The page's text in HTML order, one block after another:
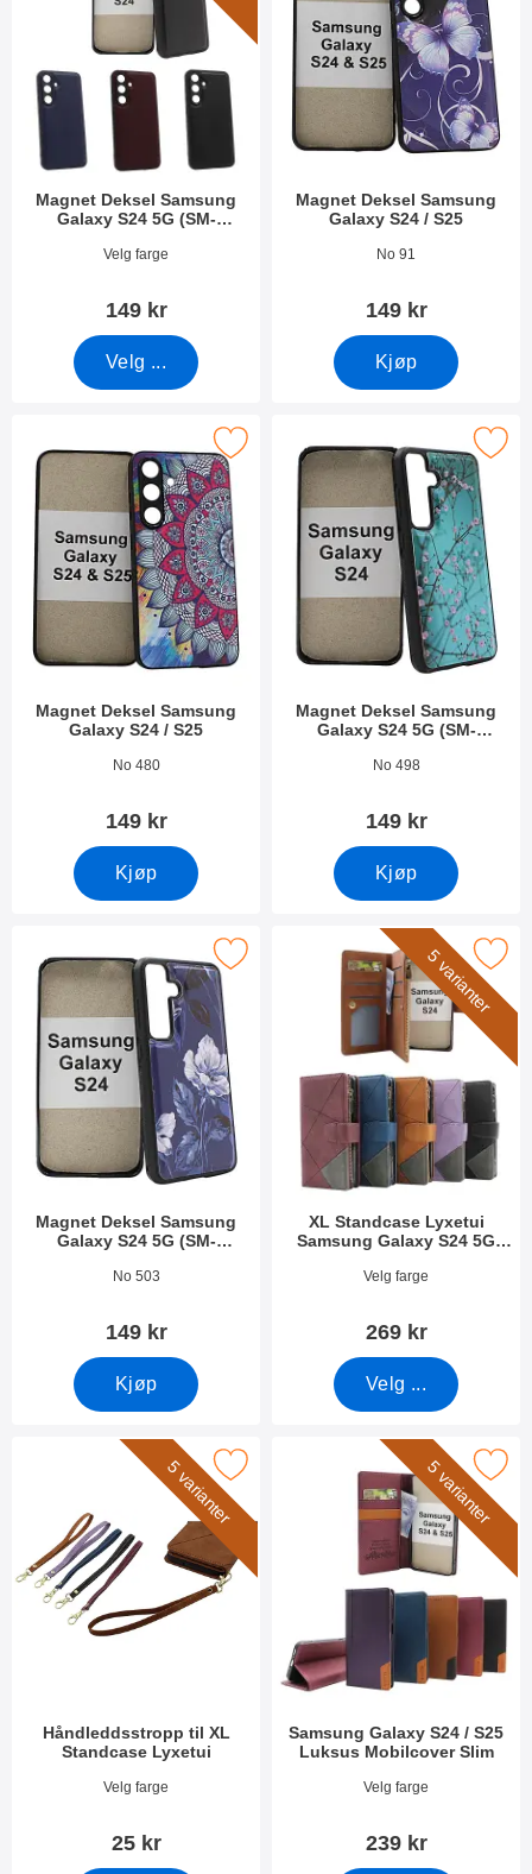
Magnet Deksel Samsung
Galaxy S24 5G (SM-
Varenummer 49847
Velg farge
149 kr
Velg ...
Magnet Deksel Samsung
Galaxy S24 / S25
Varenummer 52697
No 91
149 kr
Kjøp
Magnet Deksel Samsung
Galaxy S24 / S25
Varenummer 52698
No 480
149 kr
Kjøp
magnet Deksel Samsung Galaxy S24 / S25 som favoritt
Magnet Deksel Samsung
Galaxy S24 5G (SM-
Varenummer 49850
No 498
149 kr
Kjøp
Merk magnet Deksel Samsung Galaxy
Magnet Deksel Samsung
Galaxy S24 5G (SM-
Varenummer 49849
No 503
149 kr
Kjøp
Deksel Samsung Galaxy S24 5G (SM-S921B/DS) som
5 varianter
XL Standcase Lyxetui
Samsung Galaxy S24 5G
Varenummer 49864
Velg farge
269 kr
Velg ...
Merk xL Standcase Lyxetui Samsung Galaxy
5 varianter
Håndleddsstropp til XL
Standcase Lyxetui
Varenummer 50276
Velg farge
25 kr
håndleddsstropp til XL Standcase Lyxetui som favoritt
5 varianter
Samsung Galaxy S24 / S25
Luksus Mobilcover Slim
Varenummer 55259
Velg farge
239 kr
Merk samsung Galaxy S24 / S25